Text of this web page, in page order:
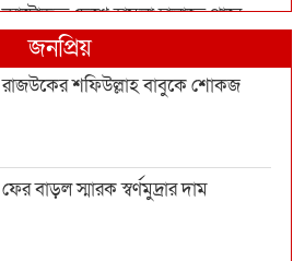
ন্যাটোভুক্ত দেশে হামলা চালাতে পারে
রাশিয়াজনপ্রিয়
রাজউকের শফিউল্লাহ বাবুকে শোকজ
ফের বাড়ল স্মারক স্বর্ণমুদ্রার দাম